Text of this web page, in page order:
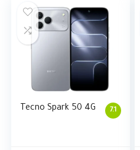
7.1
Tecno Spark 50 4G